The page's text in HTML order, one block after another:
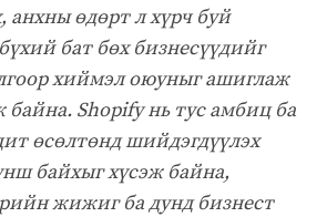
анхны өдөрт л хүрч буй
бат бөх бизнесүүдийг
хиймэл оюуныг ашиглаж
байна. Shopify нь тус амбиц ба
өсөлтөнд шийдэгдүүлэх
байхыг хүсэж байна,
жижиг ба дунд бизнест